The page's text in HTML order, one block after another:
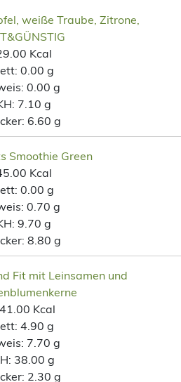
weiße Traube, Zitrone,
Kcal
0.00 g
0.00 g
7.10 g
6.60 g
Smoothie Green
Kcal
0.00 g
0.70 g
9.70 g
8.80 g
Fit mit Leinsamen und
Kcal
4.90 g
7.70 g
38.00 g
2.30 g